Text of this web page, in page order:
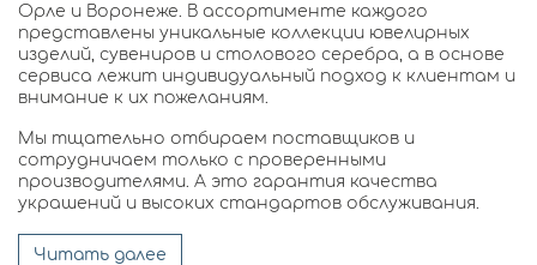
Орле и Воронеже. В ассортименте каждого
представлены уникальные коллекции ювелирных
изделий, сувениров и столового серебра, а в основе
сервиса лежит индивидуальный подход к клиентам и
внимание к их пожеланиям.
Мы тщательно отбираем поставщиков и
сотрудничаем только с проверенными
производителями. А это гарантия качества
украшений и высоких стандартов обслуживания.
Читать далее